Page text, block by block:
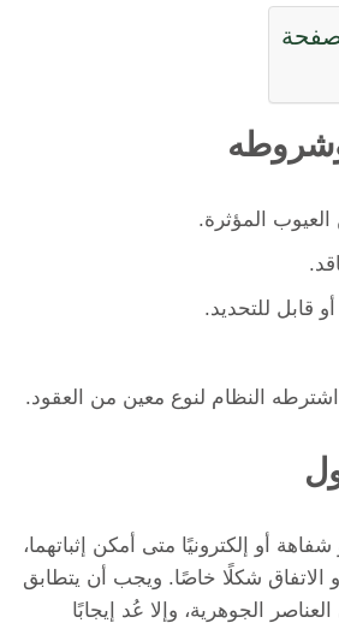
وشروطه
المؤثرة.
قابل للتحديد.
اشترطه النظام لنوع معين من العقود.
أو إلكترونيًا متى أمكن إثباتهما،
الاتفاق شكلًا خاصًا. ويجب أن يتطابق
الجوهرية، وإلا عُد إيجابًا